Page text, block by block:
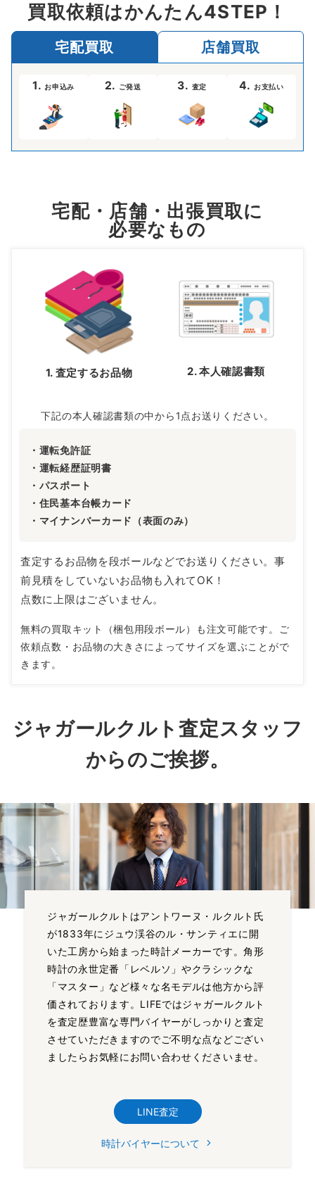
買取依頼はかんたん4STEP！
宅配買取 店舗買取
1.お申込み 2. ご発送 3. 査定 4. お支払い
宅配・店舗・出張買取に
必要なもの
1. 査定するお品物 2. 本人確認書類
下記の本人確認書類の中から1点お送りください。
・運転免許証
・運転経歴証明書
・パスポート
・住民基本台帳カード
・マイナンバーカード（表面のみ）
査定するお品物を段ボールなどでお送りください。事
前見積をしていないお品物も入れてOK！
点数に上限はございません。
無料の買取キット（梱包用段ボール）も注文可能です。ご
依頼点数・お品物の大きさによってサイズを選ぶことがで
きます。
ジャガールクルト査定スタッフ
からのご挨拶。
ジャガールクルトはアントワーヌ・ルクルト氏
が1833年にジュウ渓谷のル・サンティエに開
いた工房から始まった時計メーカーです。角形
時計の永世定番「レベルソ」やクラシックな
「マスター」など様々な名モデルは他方から評
価されております。LIFEではジャガールクルト
を査定歴豊富な専門バイヤーがしっかりと査定
させていただきますのでご不明な点などござい
ましたらお気軽にお問い合わせくださいませ。
LINE査定
時計バイヤーについて